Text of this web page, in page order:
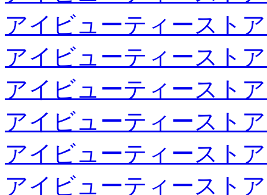
アイビューティースト
アイビューティースト
アイビューティースト
アイビューティースト
アイビューティースト
アイビューティースト